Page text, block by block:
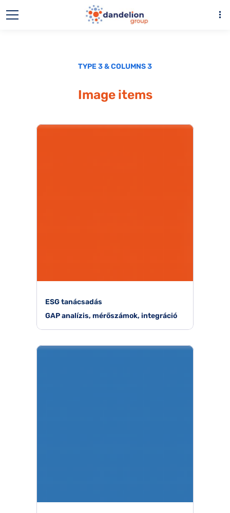
more_vert
TYPE 3 & COLUMNS 3
Image items
ESG tanácsadás
GAP analízis, mérőszámok, integráció